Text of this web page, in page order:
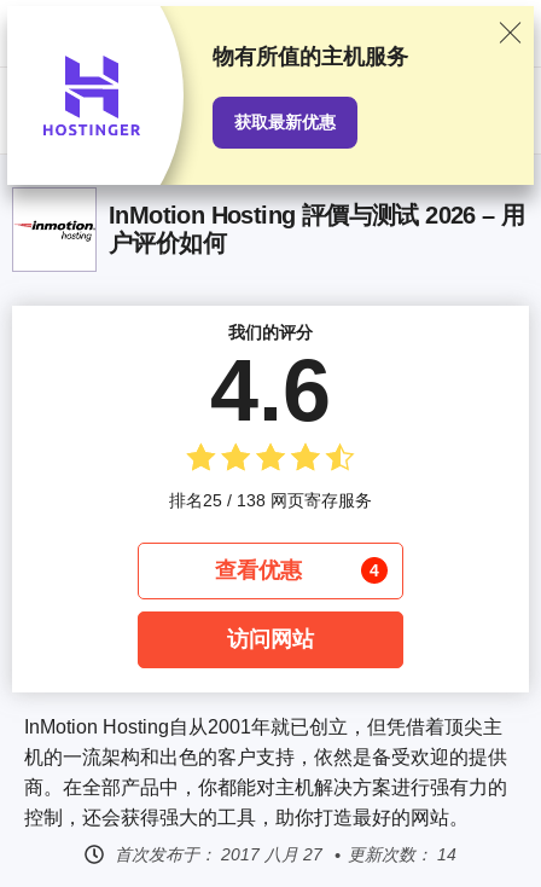
我们基于严格的测试和研究对服务提供商进行排名，同时也会考虑用户反
馈以及我们与提供商之间签订的商业协议。本页面包含联盟链接。
广告披
InMotion Hosting 評價与测试 2026 – 用
户评价如何
InMotion Hosting自从2001年就已创立，但凭借着顶尖主
机的一流架构和出色的客户支持，依然是备受欢迎的提供
商。在全部产品中，你都能对主机解决方案进行强有力的
控制，还会获得强大的工具，助你打造最好的网站。
首次发布于： 2017 八月 27 更新次数： 14
我们的评分
4.6
排名25 / 138 网页寄存服务
查看优惠 4
访问网站
物有所值的主机服务
获取最新优惠